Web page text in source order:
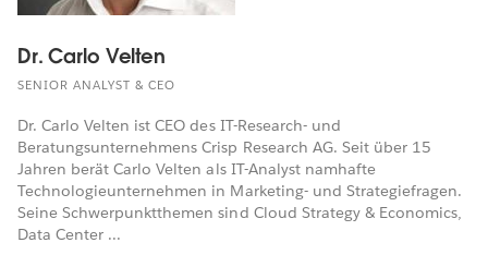
Dr. Carlo Velten
SENIOR ANALYST & CEO
Dr. Carlo Velten ist CEO des IT-Research- und
Beratungsunternehmens Crisp Research AG. Seit über 15
Jahren berät Carlo Velten als IT-Analyst namhafte
Technologieunternehmen in Marketing- und Strategiefragen.
Seine Schwerpunktthemen sind Cloud Strategy & Economics,
Data Center ...